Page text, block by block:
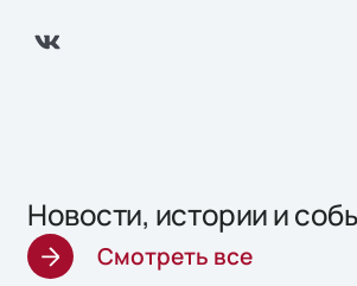
Новости, истории и
Смотреть все